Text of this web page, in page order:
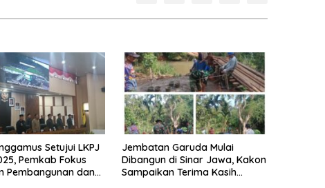
Setujui LKPJ
Pemkab Fokus
Pembangunan dan
Jembatan Garuda Mulai
Dibangun di Sinar Jawa, Kakon
Sampaikan Terima Kasih